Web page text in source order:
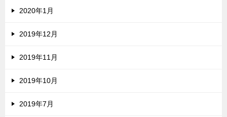
2020年1月
2019年12月
2019年11月
2019年10月
2019年7月